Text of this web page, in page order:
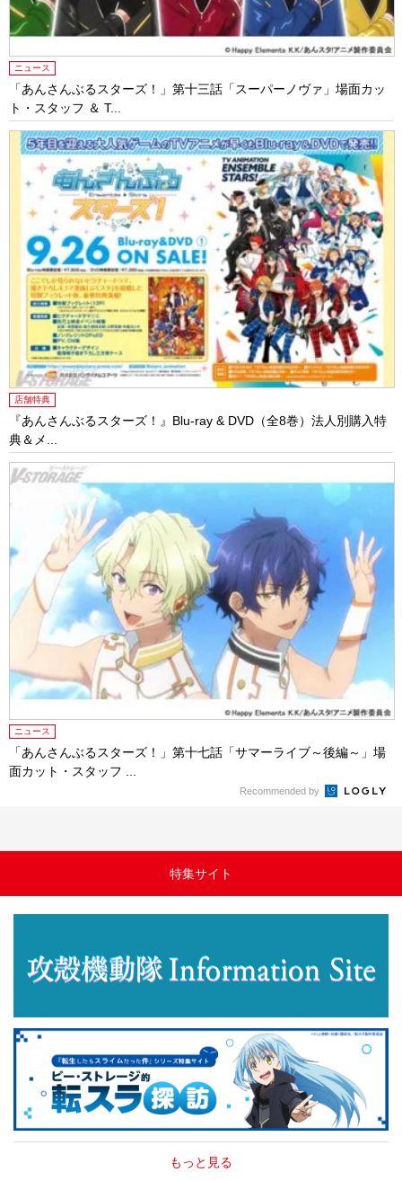
ニュース
「あんさんぶるスターズ！」第十三話「スーパーノヴァ」場面カッ
ト・スタッフ ＆ T...
店舗特典
『あんさんぶるスターズ！』Blu-ray & DVD（全8巻）法人別購入特
典＆メ...
ニュース
「あんさんぶるスターズ！」第十七話「サマーライブ～後編～」場
面カット・スタッフ ...
Recommended by
特集サイト
もっと見る